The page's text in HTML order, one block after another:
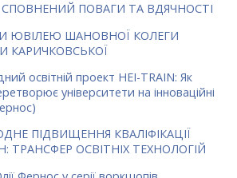
ПОВАГИ ТА ВДЯЧНОСТІ
ЮВІЛЕЮ ШАНОВНОЇ КОЛЕГИ
КАРИЧКОВСЬКОЇ
освітній проект HEI-TRAIN: Як
університети на інноваційні
ПІДВИЩЕННЯ КВАЛІФІКАЦІЇ
ОСВІТНІХ ТЕХНОЛОГІЙ